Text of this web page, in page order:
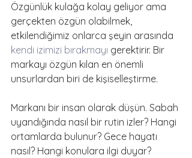
Özgünlük kulağa kolay geliyor ama
gerçekten özgün olabilmek,
etkilendiğimiz onlarca şeyin arasında
kendi izimizi bırakmayı gerektirir. Bir
markayı özgün kılan en önemli
unsurlardan biri de kişiselleştirme.
Markanı bir insan olarak düşün. Sabah
uyandığında nasıl bir rutin izler? Hangi
ortamlarda bulunur? Gece hayatı
nasıl? Hangi konulara ilgi duyar?